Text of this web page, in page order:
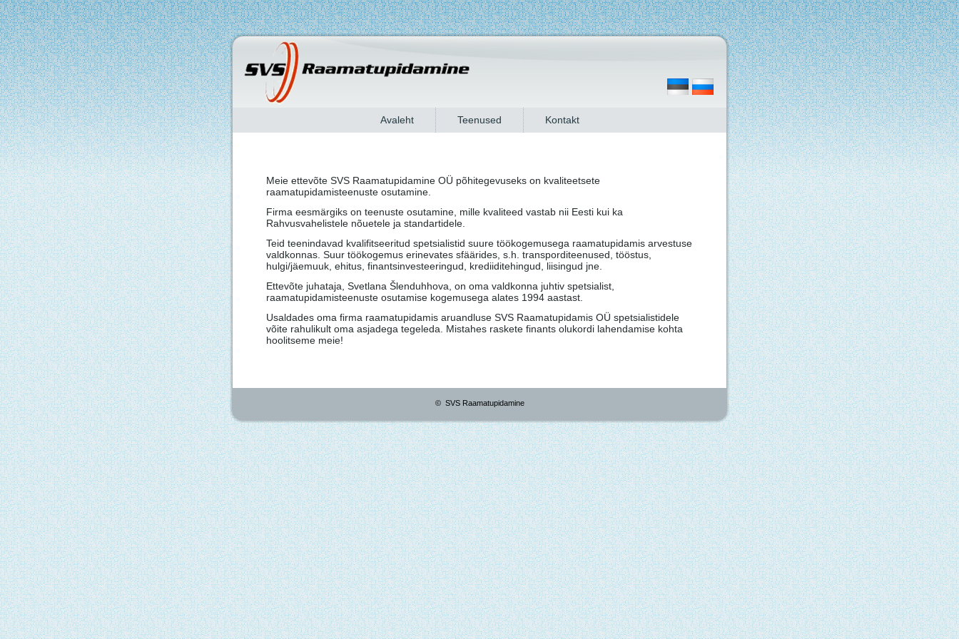
Avaleht Teenused Kontakt
Meie ettevõte SVS Raamatupidamine OÜ põhitegevuseks on kvaliteetsete
raamatupidamisteenuste osutamine.
Firma eesmärgiks on teenuste osutamine, mille kvaliteed vastab nii Eesti kui ka
Rahvusvahelistele nõuetele ja standartidele.
Teid teenindavad kvalifitseeritud spetsialistid suure töökogemusega raamatupidamis arvestuse
valdkonnas. Suur töökogemus erinevates sfäärides, s.h. transporditeenused, tööstus,
hulgi/jäemuuk, ehitus, finantsinvesteeringud, krediiditehingud, liisingud jne.
Ettevõte juhataja, Svetlana Šlenduhhova, on oma valdkonna juhtiv spetsialist,
raamatupidamisteenuste osutamise kogemusega alates 1994 aastast.
Usaldades oma firma raamatupidamis aruandluse SVS Raamatupidamis OÜ spetsialistidele
võite rahulikult oma asjadega tegeleda. Mistahes raskete finants olukordi lahendamise kohta
hoolitseme meie!
© SVS Raamatupidamine